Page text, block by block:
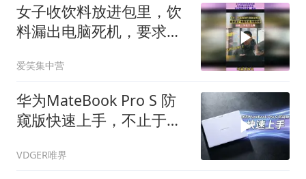
女子收饮料放进包里，饮
料漏出电脑死机，要求赔
爱笑集中营
华为MateBook Pro S 防
窥版快速上手，不止于轻
VDGER唯界